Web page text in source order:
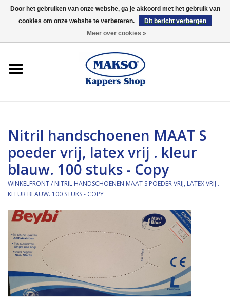
0 Artikelen - €0,00
Kaaral
360
Merken
Merken
Nitril handschoenen MAAT S
poeder vrij, latex vrij . kleur
blauw. 100 stuks - Copy
WINKELFRONT/ NITRIL HANDSCHOENEN MAAT S POEDER VRIJ, LATEX VRIJ .
KLEUR BLAUW. 100 STUKS - COPY
Door het gebruiken van onze website, ga je akkoord met het gebruik van
cookies om onze website te verbeteren.
Dit bericht verbergen
Meer over cookies »